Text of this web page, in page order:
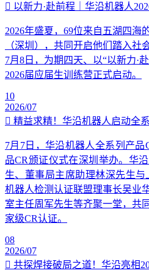
以新力·赴前程｜华沿机器人
2026年盛夏，69位来自五湖四海
（深圳），共同开启他们踏入社
7月8日，为期四天、以“以新力·
2026届应届生训练营正式启动。
10
2026/07
精益求精！华沿机器人启动全
7月7日，华沿机器人全系列产
品CR颁证仪式在深圳举办。华
生、董事局主席助理林深先生
机器人检测认证联盟理事长吴业
室主任周军先生等齐聚一堂，共
家级CR认证。
08
2026/07
共探焊接破局之道！华沿亮相